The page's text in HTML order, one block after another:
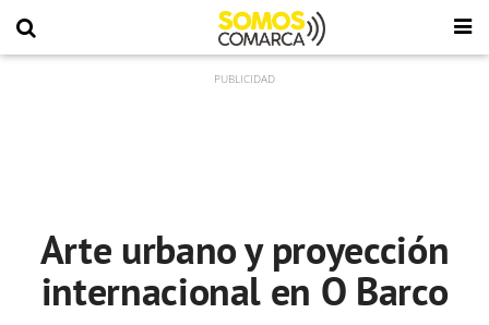
Arte urbano y proyección
internacional en O Barco